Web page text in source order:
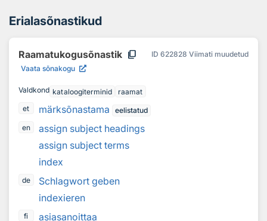
Erialasõnastikud
Raamatukogusõnastik content_copy ID 622828 Viimati muudetud
Vaata sõnakogu
Valdkond kataloogiterminid
raamat
et
märksõnastama
eelistatud
en
assign subject headings
assign subject terms
index
de
Schlagwort geben
indexieren
fi asiasanoittaa